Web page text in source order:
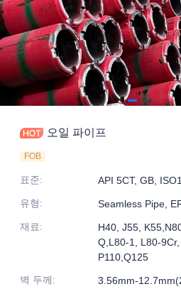
오일 파이프
FOB
표준:
API 5CT, GB,
유형:
Seamless Pipe,
재료:
H40, J55,
Q,L80-1, L80-9Cr,
P110,Q125
벽 두께:
3.56mm-
피드백